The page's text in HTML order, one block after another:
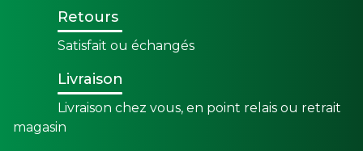
Retours
Satisfait ou échangés
Livraison
Livraison chez vous, en point relais ou retrait
magasin